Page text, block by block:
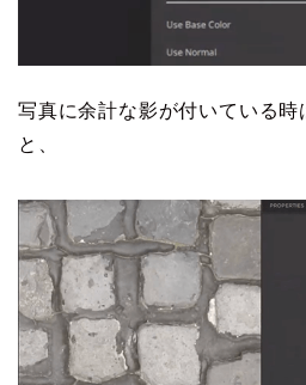
写真に余計な影が付いている
と、